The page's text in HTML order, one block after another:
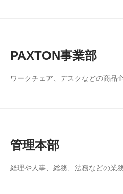
PAXTON事業部
ワークチェア、デスクなどの商品
管理本部
経理や人事、総務、法務などの業